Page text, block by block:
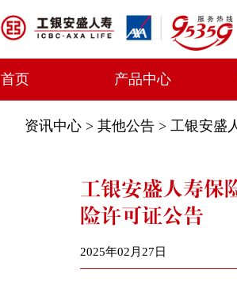
首页 产品中心
资讯中心> 其他公告> 工银安盛
工银安盛人寿保
险许可证公告
2025年02月27日